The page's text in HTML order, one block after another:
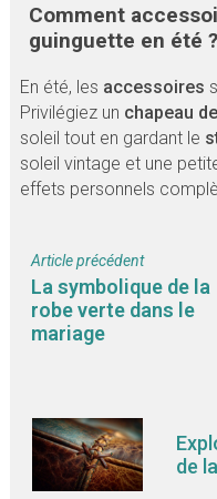
Comment
guinguette en été ?
En été, les accessoires
Privilégiez un chapeau
soleil tout en gardant le
soleil vintage et une
effets personnels
Article précédent
La symbolique de la
robe verte dans le
mariage
de